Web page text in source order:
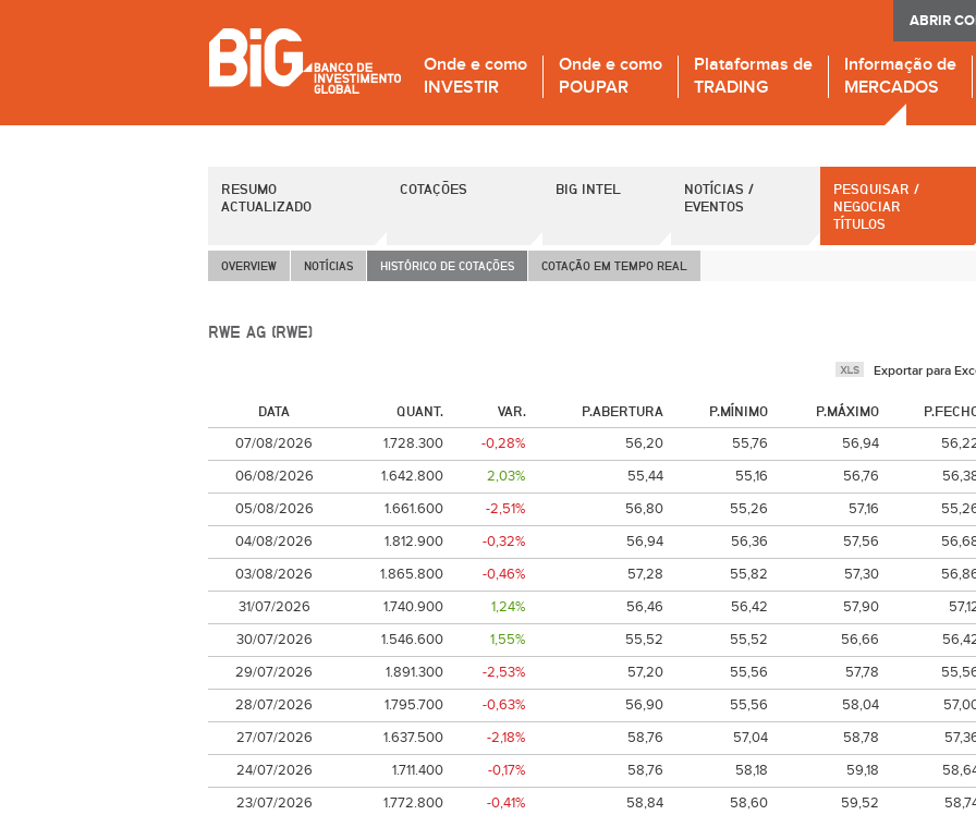
ABRIR
Onde e como
INVESTIR
Onde e como
POUPAR
Plataformas de
TRADING
Informação de
MERCADOS
RESUMO
ACTUALIZADO
COTAÇÕES BIG INTEL
NOTÍCIAS /
EVENTOS
PESQUISAR /
NEGOCIAR
TÍTULOS
OVERVIEW NOTÍCIAS HISTÓRICO DE COTAÇÕES COTAÇÃO EM TEMPO REAL
RWE AG (RWE)
Exportar para
DATA QUANT. VAR. P.ABERTURA P.MÍNIMO P.MÁXIMO
07/08/2026 1.728.300 -0,28% 56,20 55,76 56,94
06/08/2026
1.642.800 2,03% 55,44 55,16 56,76
05/08/2026
1.661.600 -2,51% 56,80 55,26 57,16
04/08/2026
1.812.900 -0,32% 56,94 56,36 57,56
03/08/2026
1.865.800 -0,46% 57,28 55,82 57,30
31/07/2026
1.740.900 1,24% 56,46 56,42 57,90
30/07/2026
1.546.600 1,55% 55,52 55,52 56,66
29/07/2026
1.891.300 -2,53% 57,20 55,56 57,78
28/07/2026
1.795.700 -0,63% 56,90 55,56 58,04
27/07/2026
1.637.500 -2,18% 58,76 57,04 58,78
24/07/2026
1.711.400 -0,17% 58,76 58,18 59,18
23/07/2026
1.772.800 -0,41% 58,84 58,60 59,52